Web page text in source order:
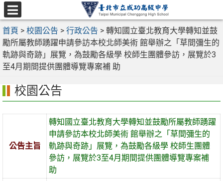
跳
至
主
要
內
容
選
單
首頁 > 校園公告 > 行政公告 > 轉知國立臺北教育大學轉知並鼓
勵所屬教師踴躍申請參訪本校北師美術 館舉辦之「草間彌生的
軌跡與奇跡」展覽，為鼓勵各級學 校師生團體參訪，展覽於3
至4月期間提供團體導覽專案補 助
校園公告
公告主旨
轉知國立臺北教育大學轉知並鼓勵所屬教師踴躍
申請參訪本校北師美術 館舉辦之「草間彌生的
軌跡與奇跡」展覽，為鼓勵各級學 校師生團體
參訪，展覽於3至4月期間提供團體導覽專案補
助